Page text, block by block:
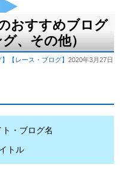
おすすめブログ
、その他）
【レース・ブログ】 2020年3月27日
ト・ブログ名
トル